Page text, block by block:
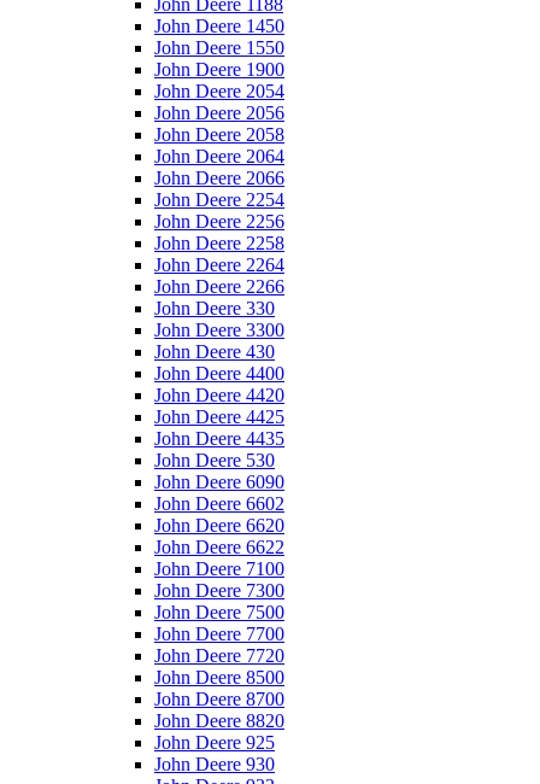
John Deere 1188
John Deere 1450
John Deere 1550
John Deere 1900
John Deere 2054
John Deere 2056
John Deere 2058
John Deere 2064
John Deere 2066
John Deere 2254
John Deere 2256
John Deere 2258
John Deere 2264
John Deere 2266
John Deere 330
John Deere 3300
John Deere 430
John Deere 4400
John Deere 4420
John Deere 4425
John Deere 4435
John Deere 530
John Deere 6090
John Deere 6602
John Deere 6620
John Deere 6622
John Deere 7100
John Deere 7300
John Deere 7500
John Deere 7700
John Deere 7720
John Deere 8500
John Deere 8700
John Deere 8820
John Deere 925
John Deere 930